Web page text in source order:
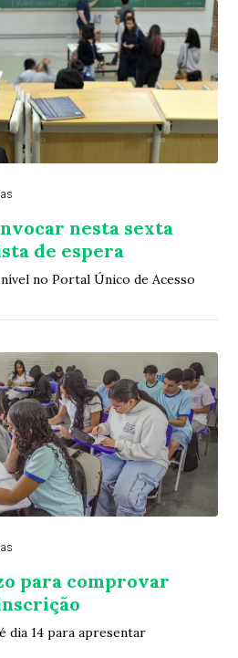
nesta sexta
de espera
no Portal Único de Acesso
para comprovar
dia 14 para apresentar